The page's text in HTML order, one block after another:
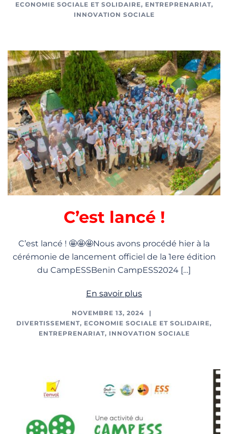
ECONOMIE SOCIALE ET SOLIDAIRE, ENTREPRENARIAT,
INNOVATION SOCIALE
C’est lancé !
C’est lancé ! 🤩🤩🤩Nous avons procédé hier à la
cérémonie de lancement officiel de la 1ere édition
du CampESSBenin CampESS2024 […]
En savoir plus
NOVEMBRE 13, 2024
DIVERTISSEMENT, ECONOMIE SOCIALE ET SOLIDAIRE,
ENTREPRENARIAT, INNOVATION SOCIALE